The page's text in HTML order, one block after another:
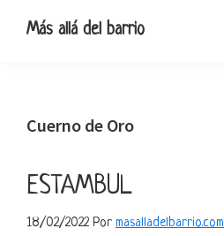
lateral
página
Más allá del barrio
escapadas
pequeñas
Cuerno de Oro
ESTAMBUL
18/02/2022 Por masalladelbarrio.com